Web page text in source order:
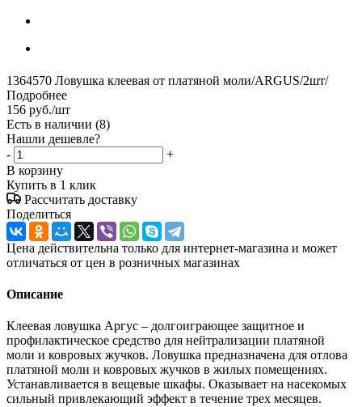
1364570 Ловушка клеевая от платяной моли/ARGUS/2шт/
Подробнее
156 руб./шт
Есть в наличии (8)
Нашли дешевле?
-
+
В корзину
Купить в 1 клик
Рассчитать доставку
Поделиться
Цена действительна только для интернет-магазина и может
отличаться от цен в розничных магазинах
Описание
Клеевая ловушка Аргус – долгоиграющее защитное и
профилактическое средство для нейтрализации платяной
моли и ковровых жучков. Ловушка предназначена для отлова
платяной моли и ковровых жучков в жилых помещениях.
Устанавливается в вещевые шкафы. Оказывает на насекомых
сильный привлекающий эффект в течение трех месяцев.